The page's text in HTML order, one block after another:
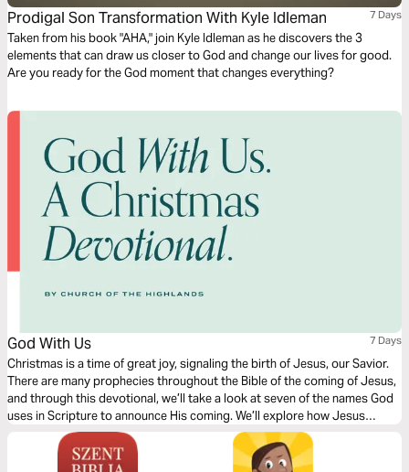
Prodigal Son Transformation With Kyle Idleman 7 Days
Taken from his book "AHA," join Kyle Idleman as he discovers the 3
elements that can draw us closer to God and change our lives for good.
Are you ready for the God moment that changes everything?
God With Us 7 Days
Christmas is a time of great joy, signaling the birth of Jesus, our Savior.
There are many prophecies throughout the Bible of the coming of Jesus,
and through this devotional, we’ll take a look at seven of the names God
uses in Scripture to announce His coming. We’ll explore how Jesus
embodies each of these names and is just as relevant for us today as
when He walked the earth.